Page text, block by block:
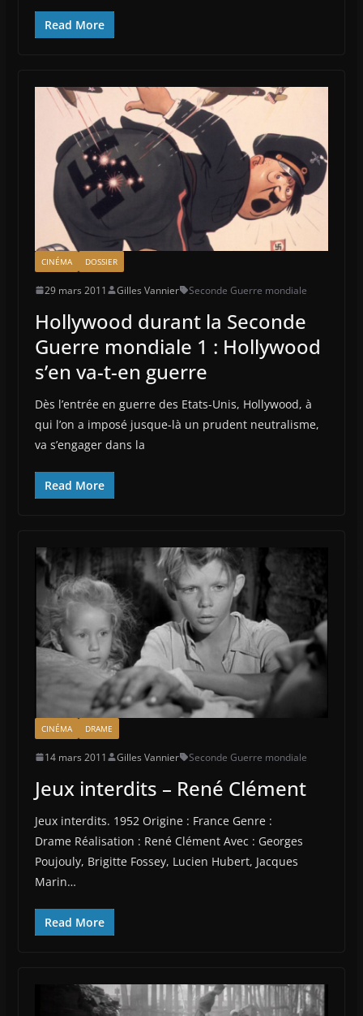
Read More
CINÉMA DOSSIER
29 mars 2011 Gilles Vannier Seconde Guerre mondiale
Hollywood durant la Seconde
Guerre mondiale 1 : Hollywood
s’en va-t-en guerre
Dès l’entrée en guerre des Etats-Unis, Hollywood, à
qui l’on a imposé jusque-là un prudent neutralisme,
va s’engager dans la
Read More
CINÉMA DRAME
14 mars 2011 Gilles Vannier Seconde Guerre mondiale
Jeux interdits – René Clément
Jeux interdits. 1952 Origine : France Genre :
Drame Réalisation : René Clément Avec : Georges
Poujouly, Brigitte Fossey, Lucien Hubert, Jacques
Marin…
Read More